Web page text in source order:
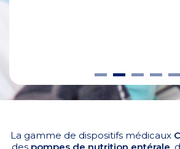
La gamme de dispositifs médicaux